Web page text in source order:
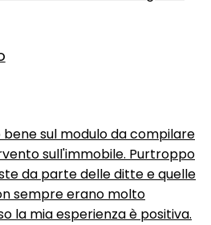
sul modulo da compilare
sull'immobile. Purtroppo
da parte delle ditte e quelle
sempre erano molto
la mia esperienza è positiva.